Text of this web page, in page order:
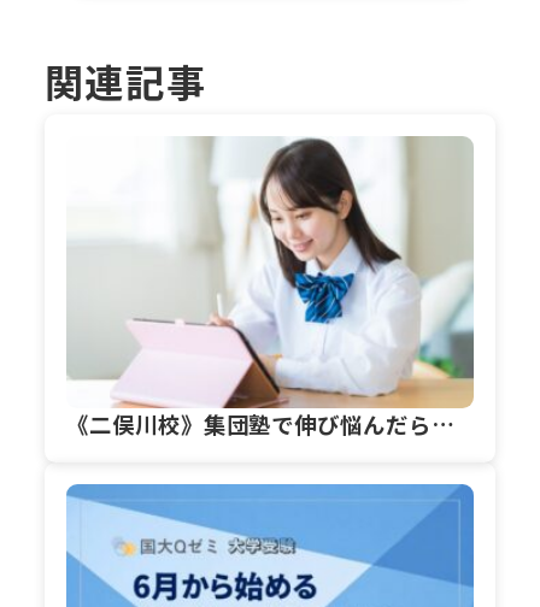
関連記事
《二俣川校》集団塾で伸び悩んだら…